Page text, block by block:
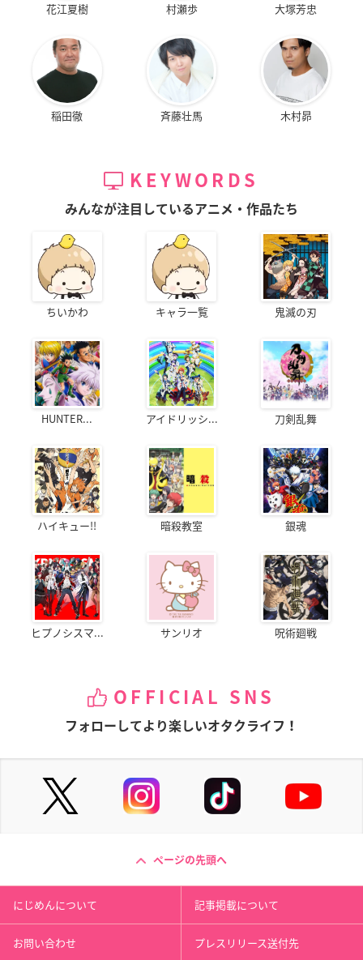
花江夏樹 村瀬歩 大塚芳忠
稲田徹 斉藤壮馬 木村昴
KEYWORDS
みんなが注目しているアニメ・作品たち
ちいかわ キャラ一覧 鬼滅の刃
HUNTER... アイドリッシ... 刀剣乱舞
ハイキュー!! 暗殺教室 銀魂
ヒプノシスマ... サンリオ 呪術廻戦
OFFICIAL SNS
フォローしてより楽しいオタクライフ！
ページの先頭へ
にじめんについて 記事掲載について
お問い合わせ プレスリリース送付先